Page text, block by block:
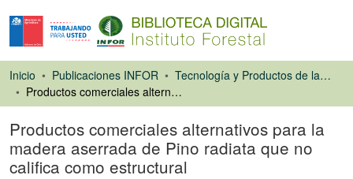
Inicio Publicaciones INFOR
Tecnología y Productos de la Madera
Productos comerciales alternativos para la madera aserrada de Pino radiata que no califica como estructural
Productos comerciales alternativos para la
madera aserrada de Pino radiata que no
califica como estructural